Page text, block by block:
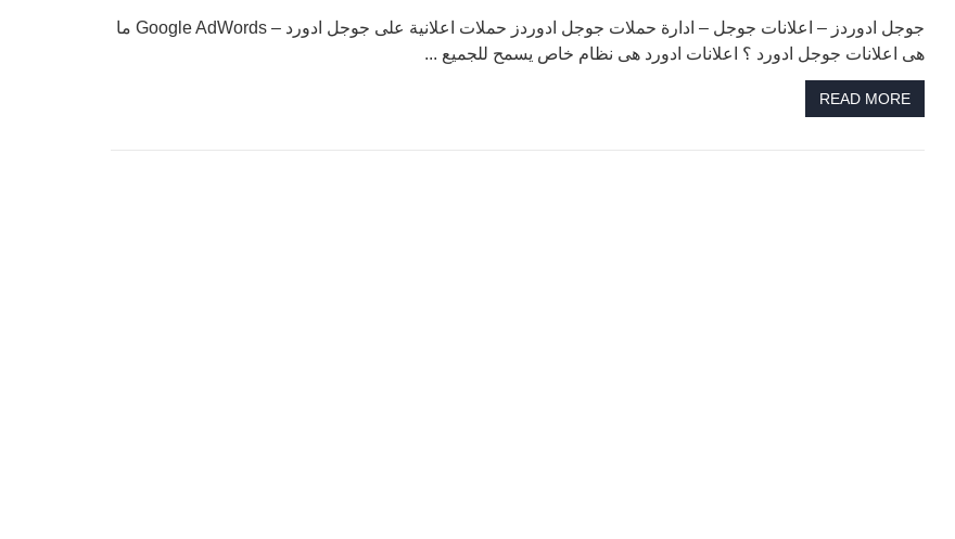
جوجل ادوردز – اعلانات جوجل – ادارة حملات جوجل ادوردز حملات اعلانية على جوجل ادورد – Google AdWords ما
هى اعلانات جوجل ادورد ؟ اعلانات ادورد هى نظام خاص يسمح للجميع ...
READ MORE